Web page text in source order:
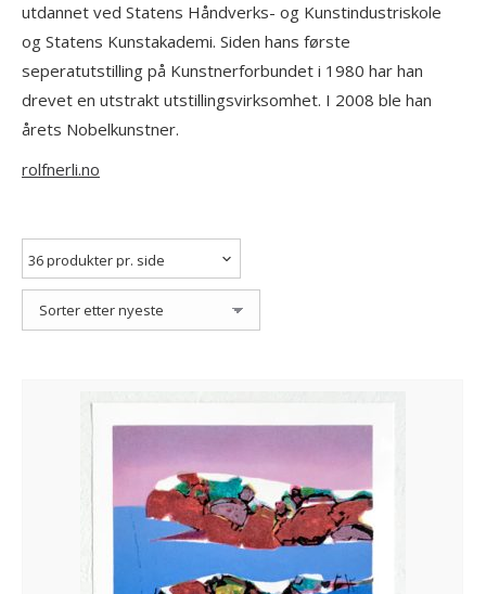
utdannet ved Statens Håndverks- og Kunstindustriskole
og Statens Kunstakademi. Siden hans første
seperatutstilling på Kunstnerforbundet i 1980 har han
drevet en utstrakt utstillingsvirksomhet. I 2008 ble han
årets Nobelkunstner.
rolfnerli.no